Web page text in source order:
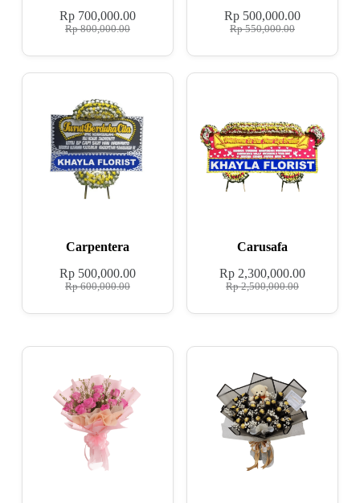
Rp800,000.00
Rp700,000.00
Rp550,000.00
Rp 500,000.00
Carpentera
Rp600,000.00
Rp500,000.00
Carusafa
Rp2,500,000.00
Rp 2,300,000.00